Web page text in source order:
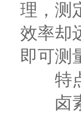
理，测
效率却
即可测
特点
卤素